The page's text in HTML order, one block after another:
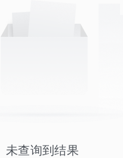
未查询到结果